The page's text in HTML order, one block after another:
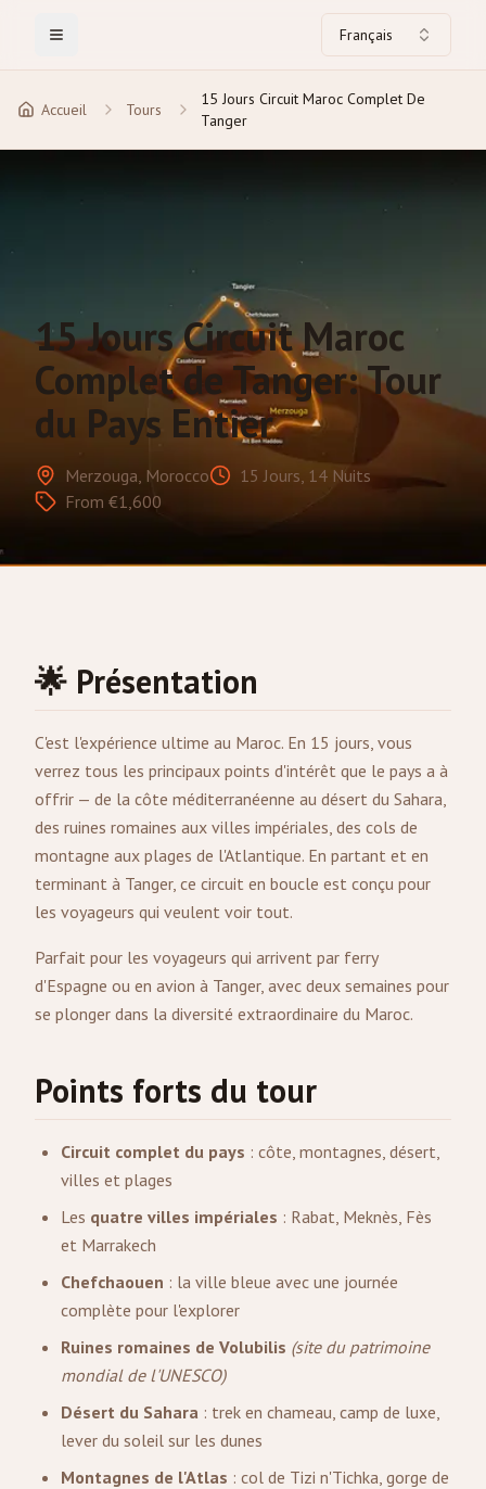
Toggle Menu Français
Accueil Tours
15 Jours Circuit Maroc Complet De
Tanger
15 Jours Circuit Maroc
Complet de Tanger: Tour
du Pays Entier
Merzouga, Morocco
15 Jours, 14 Nuits
From €1,600
🌟 Présentation
C'est l'expérience ultime au Maroc. En 15 jours, vous
verrez tous les principaux points d'intérêt que le pays a à
offrir — de la côte méditerranéenne au désert du Sahara,
des ruines romaines aux villes impériales, des cols de
montagne aux plages de l'Atlantique. En partant et en
terminant à Tanger, ce circuit en boucle est conçu pour
les voyageurs qui veulent voir tout.
Parfait pour les voyageurs qui arrivent par ferry
d'Espagne ou en avion à Tanger, avec deux semaines pour
se plonger dans la diversité extraordinaire du Maroc.
Points forts du tour
Circuit complet du pays : côte, montagnes, désert,
villes et plages
Les quatre villes impériales : Rabat, Meknès, Fès
et Marrakech
Chefchaouen : la ville bleue avec une journée
complète pour l'explorer
Ruines romaines de Volubilis (site du patrimoine
mondial de l'UNESCO)
Désert du Sahara : trek en chameau, camp de luxe,
lever du soleil sur les dunes
Montagnes de l'Atlas : col de Tizi n'Tichka, gorge de